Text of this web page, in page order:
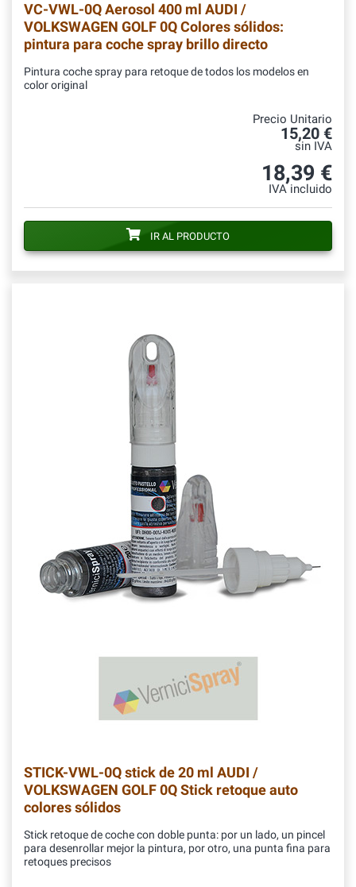
VC-VWL-0QAerosol 400 ml AUDI /
VOLKSWAGEN GOLF 0Q Colores sólidos:
pintura para coche spray brillo directo
Pintura coche spray para retoque de todos los modelos en
color original
Precio Unitario
15,20 €
sin IVA
18,39 €
IVA incluido
IR AL PRODUCTO
STICK-VWL-0Qstick de 20 ml AUDI /
VOLKSWAGEN GOLF 0Q Stick retoque auto
colores sólidos
Stick retoque de coche con doble punta: por un lado, un pincel
para desenrollar mejor la pintura, por otro, una punta fina para
retoques precisos